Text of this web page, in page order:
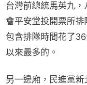
台灣前總統馬英九
會平安堂投開票所排
包含排隊時間花了
以來最多的。
另一邊廂，民進黨